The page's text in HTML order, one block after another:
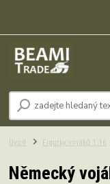
Úvod Figurky vojáků 1:16
Německý